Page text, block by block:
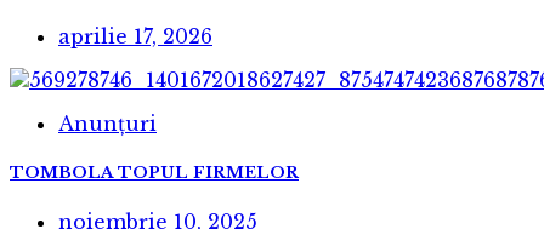
aprilie 17, 2026
Anunțuri
TOMBOLA TOPUL FIRMELOR
noiembrie 10, 2025